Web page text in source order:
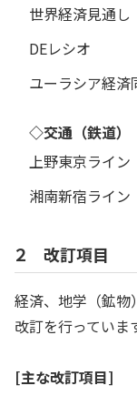
世界経済見通し
DEレシオ
ユーラシア経済
◇交通（鉄道）
上野東京ライン
湘南新宿ライン
２ 改訂項目
経済、地学（鉱物
改訂を行っていま
[主な改訂項目]